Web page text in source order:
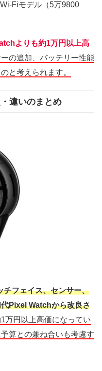
Fiモデル（5万9800
よりも約1万円以上高
の追加、バッテリー性能
と考えられます。
違いのまとめ
フェイス、センサー、
Pixel Watchから改良さ
万円以上高価になってい
算との兼ね合いも考慮す